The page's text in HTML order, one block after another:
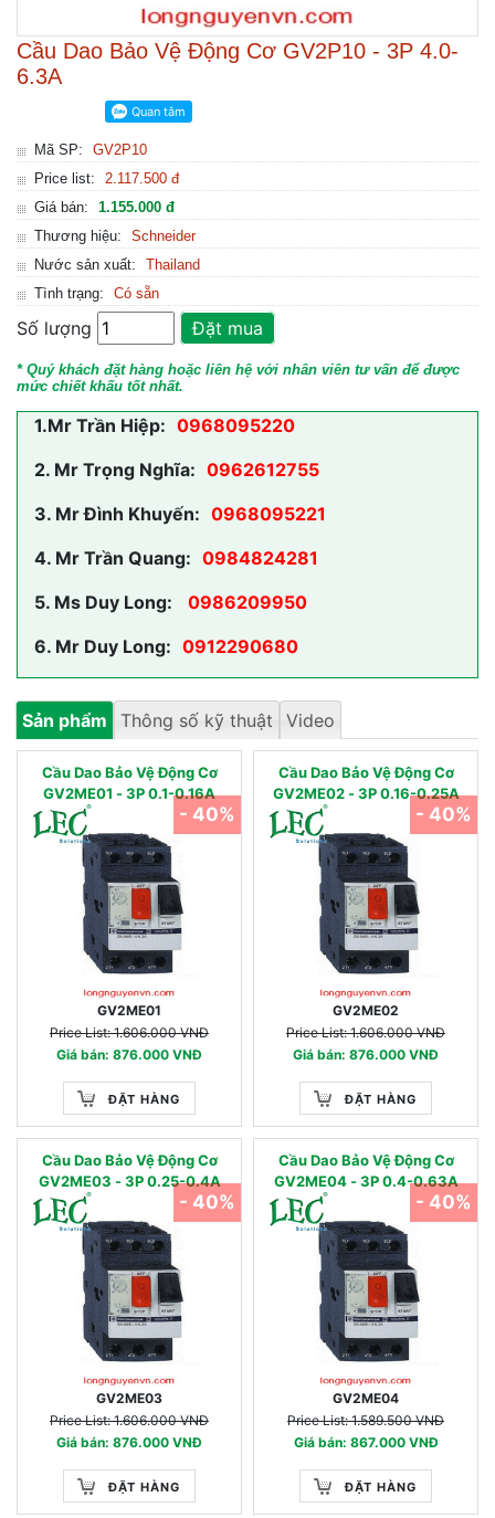
Cầu Dao Bảo Vệ Động Cơ GV2P10 - 3P 4.0-
6.3A
Mã SP:
GV2P10
Price list:
2.117.500 đ
Giá bán:
1.155.000 đ
Thương hiệu:
Schneider
Nước sản xuất:
Thailand
Tình trạng:
Có sẵn
Số lượng Đặt mua
* Quý khách đặt hàng hoặc liên hệ với nhân viên tư vấn để được
mức chiết khấu tốt nhất.
1.Mr Trần Hiệp: 0968095220
2. Mr Trọng Nghĩa: 0962612755
3. Mr Đình Khuyến: 0968095221
4. Mr Trần Quang: 0984824281
5. Ms Duy Long:
0986209950
6. Mr Duy Long: 0912290680
Sản phẩm Thông số kỹ thuật Video
Cầu Dao Bảo Vệ Động Cơ
GV2ME01 - 3P 0.1-0.16A
GV2ME01
Price List: 1.606.000 VNĐ
Giá bán: 876.000 VNĐ
ĐẶT HÀNG
- 40%
Cầu Dao Bảo Vệ Động Cơ
GV2ME02 - 3P 0.16-0.25A
GV2ME02
Price List: 1.606.000 VNĐ
Giá bán: 876.000 VNĐ
ĐẶT HÀNG
- 40%
Cầu Dao Bảo Vệ Động Cơ
GV2ME03 - 3P 0.25-0.4A
GV2ME03
Price List: 1.606.000 VNĐ
Giá bán: 876.000 VNĐ
ĐẶT HÀNG
- 40%
Cầu Dao Bảo Vệ Động Cơ
GV2ME04 - 3P 0.4-0.63A
GV2ME04
Price List: 1.589.500 VNĐ
Giá bán: 867.000 VNĐ
ĐẶT HÀNG
- 40%